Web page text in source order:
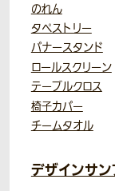
のれん
タペストリー
バナースタンド
ロールスクリーン
テーブルクロス
椅子カバー
チームタオル
デザインサ